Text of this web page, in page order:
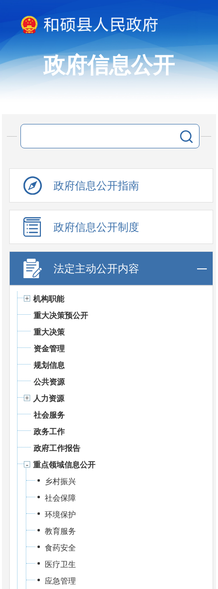
政府信息公开
政府信息公开指南
政府信息公开制度
法定主动公开内容
机构职能
重大决策预公开
重大决策
资金管理
规划信息
公共资源
人力资源
社会服务
政务工作
政府工作报告
重点领域信息公开
乡村振兴
社会保障
环境保护
教育服务
食药安全
医疗卫生
应急管理